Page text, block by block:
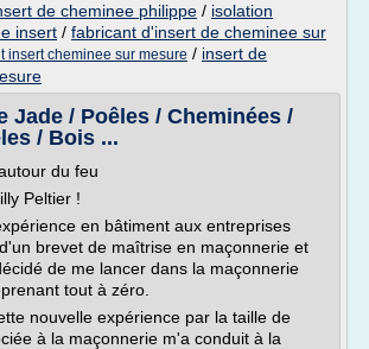
de cheminee philippe / isolation
insert / fabricant d'insert de cheminee sur
insert cheminee sur mesure / insert de
Jade / Poêles / Cheminées /
/ Bois ...
du feu
Peltier !
en bâtiment aux entreprises
brevet de maîtrise en maçonnerie et
de me lancer dans la maçonnerie
tout à zéro.
nouvelle expérience par la taille de
à la maçonnerie m'a conduit à la